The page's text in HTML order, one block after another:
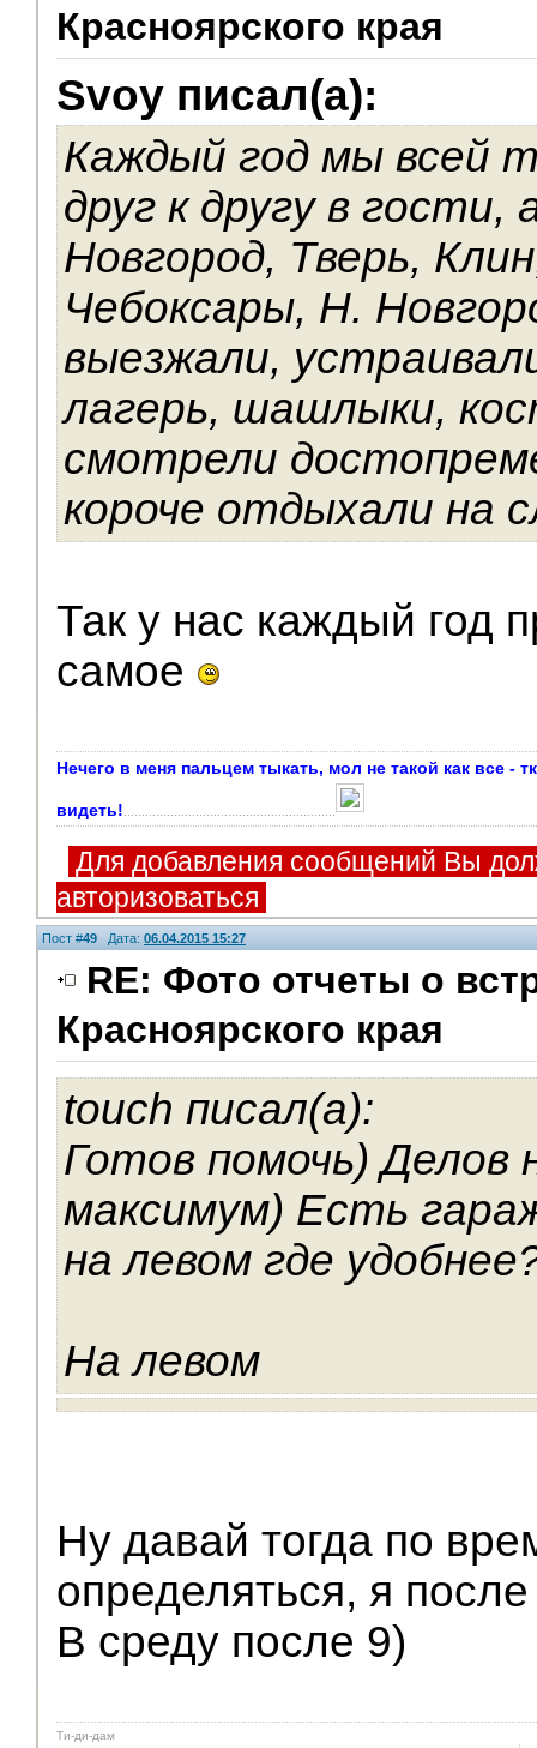
Красноярского края
Svoy писал(а):
Каждый год мы всей
друг к другу в гости,
Новгород, Тверь,
Чебоксары, Н.
выезжали,
лагерь, шашлыки,
смотрели
короче отдыхали на
Так у нас каждый год
самое
Нечего в меня пальцем тыкать, мол не такой как все -
видеть!
Для добавления сообщений Вы
авторизоваться
Пост #49 Дата: 06.04.2015 15:27
RE: Фото отчеты о
Красноярского края
touch писал(а):
Готов помочь) Делов
максимум) Есть
на левом где
На левом
Ну давай тогда по
определяться, я
В среду после 9)
Ти-ди-дам